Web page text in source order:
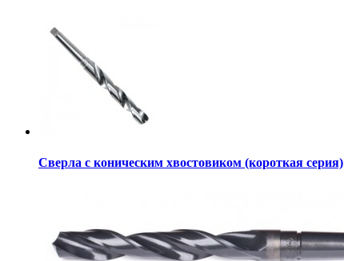
Сверла с коническим хвостовиком (короткая серия)